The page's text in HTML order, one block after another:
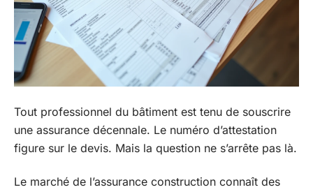
Tout professionnel du bâtiment est tenu de souscrire
une assurance décennale. Le numéro d’attestation
figure sur le devis. Mais la question ne s’arrête pas là.
Le marché de l’assurance construction connaît des